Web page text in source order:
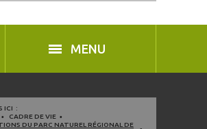
MENU
ICI :
CADRE DE VIE
DU PARC NATUREL RÉGIONAL DE